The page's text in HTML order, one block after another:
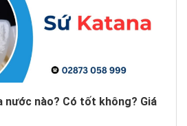
nước nào? Có tốt không? Giá